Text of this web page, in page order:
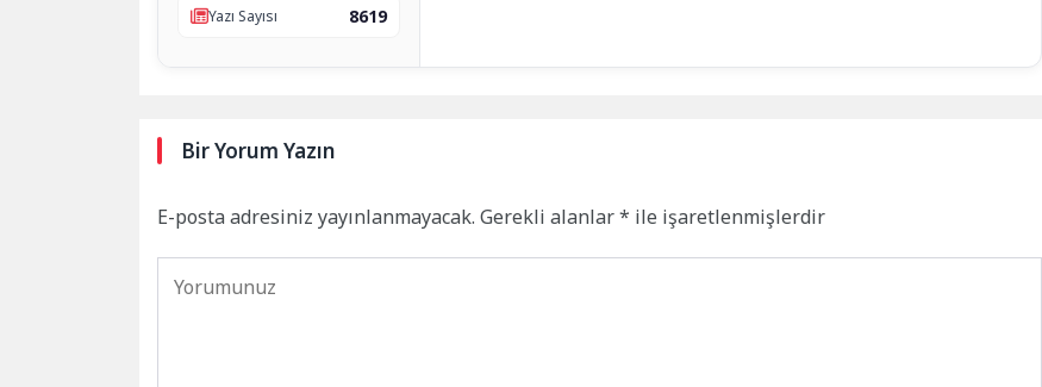
Yazı Sayısı
8619
Bir Yorum Yazın
E-posta adresiniz yayınlanmayacak. Gerekli alanlar* ile işaretlenmişlerdir